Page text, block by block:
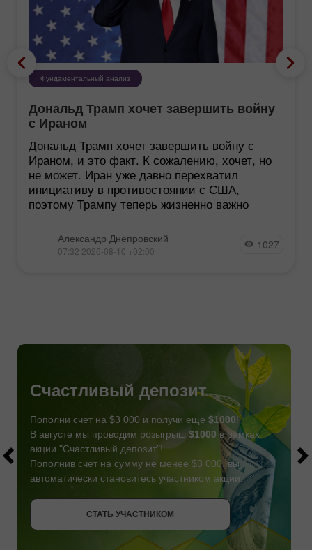
Фундаментальный анализ
Дональд Трамп хочет завершить войну
с Ираном
Дональд Трамп хочет завершить войну с
Ираном, и это факт. К сожалению, хочет, но
не может. Иран уже давно перехватил
инициативу в противостоянии с США,
поэтому Трампу теперь жизненно важно
Александр Днепровский
07:32 2026-08-10 +02:00 1027
СТАТЬ УЧАСТНИКОМ
Счастливый депозит
Пополни счет на $3 000 и получи еще $1000!
В августе мы проводим розыгрыш $1000 в рамках
акции "Счастливый депозит"!
Пополнив счет на сумму не менее $3 000, вы
автоматически становитесь участником акции.
СТАТЬ УЧАСТНИКОМ
ПОЛУЧИТЬ БОНУС